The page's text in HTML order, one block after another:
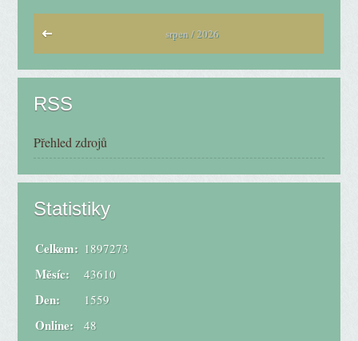
srpen / 2026
RSS
Přehled zdrojů
Statistiky
Online: 48
Celkem: 1897273
Měsíc: 43610
Den: 1559